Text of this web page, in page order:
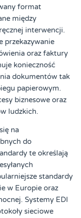
format
między
interwencji.
przekazywanie
oraz faktury
konieczność
dokumentów tak
papierowym.
biznesowe oraz
ludzkich.
na
do
te określają
standardy
w Europie oraz
Systemy EDI
sieciowe